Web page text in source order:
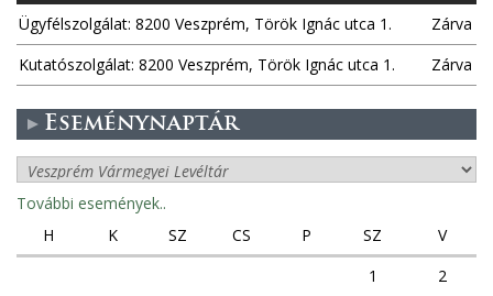
Ügyfélszolgálat: 8200 Veszprém, Török Ignác utca 1.
Zárva
Kutatószolgálat: 8200 Veszprém, Török Ignác utca 1.
Zárva
Eseménynaptár
További események..
H
K SZ CS P SZ
V
1
2